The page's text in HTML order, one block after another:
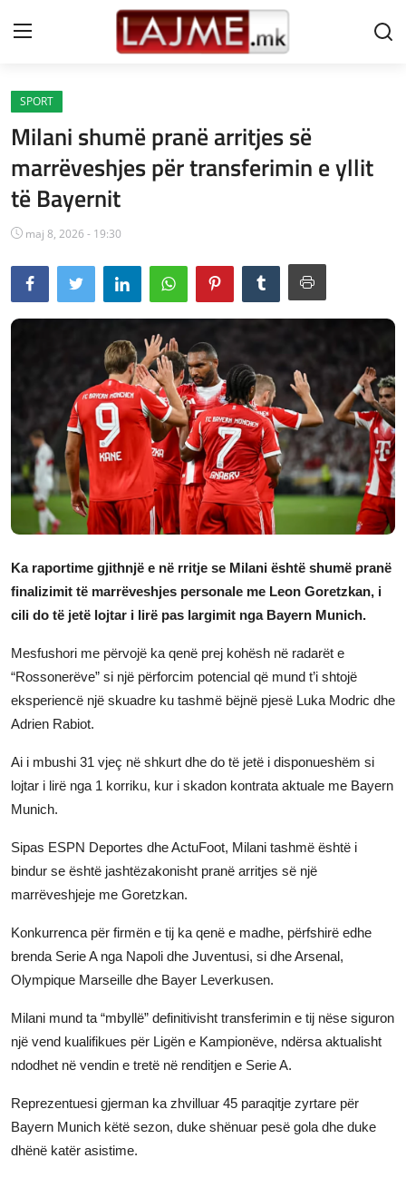
Shtëpi
LAJME MAQEDONI
SHQIPERI
KOSOVA
LAJME NGA BOTA
SHOWBIZ
SHENDETI
JETA
Gallery
Shqip
SPORT
Milani shumë pranë arritjes së
marrëveshjes për transferimin e yllit
të Bayernit
maj 8, 2026 - 19:30
Ka raportime gjithnjë e në rritje se Milani është shumë pranë
finalizimit të marrëveshjes personale me Leon Goretzkan, i
cili do të jetë lojtar i lirë pas largimit nga Bayern Munich.
Mesfushori me përvojë ka qenë prej kohësh në radarët e
“Rossonerëve” si një përforcim potencial që mund t’i shtojë
eksperiencë një skuadre ku tashmë bëjnë pjesë Luka Modric dhe
Adrien Rabiot.
Ai i mbushi 31 vjeç në shkurt dhe do të jetë i disponueshëm si
lojtar i lirë nga 1 korriku, kur i skadon kontrata aktuale me Bayern
Munich.
Sipas ESPN Deportes dhe ActuFoot, Milani tashmë është i
bindur se është jashtëzakonisht pranë arritjes së një
marrëveshjeje me Goretzkan.
Konkurrenca për firmën e tij ka qenë e madhe, përfshirë edhe
brenda Serie A nga Napoli dhe Juventusi, si dhe Arsenal,
Olympique Marseille dhe Bayer Leverkusen.
Milani mund ta “mbyllë” definitivisht transferimin e tij nëse siguron
një vend kualifikues për Ligën e Kampionëve, ndërsa aktualisht
ndodhet në vendin e tretë në renditjen e Serie A.
Reprezentuesi gjerman ka zhvilluar 45 paraqitje zyrtare për
Bayern Munich këtë sezon, duke shënuar pesë gola dhe duke
dhënë katër asistime.